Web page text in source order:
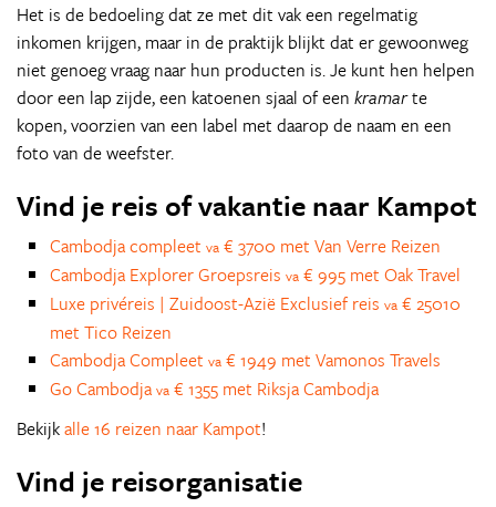
Het is de bedoeling dat ze met dit vak een regelmatig
inkomen krijgen, maar in de praktijk blijkt dat er gewoonweg
niet genoeg vraag naar hun producten is. Je kunt hen helpen
door een lap zijde, een katoenen sjaal of een kramarte
kopen, voorzien van een label met daarop de naam en een
foto van de weefster.
Vind je reis of vakantie naar Kampot
Cambodja compleet va € 3700 met Van Verre Reizen
Cambodja Explorer Groepsreis va € 995 met Oak Travel
Luxe privéreis | Zuidoost-Azië Exclusief reis va € 25010
met Tico Reizen
Cambodja Compleet va € 1949 met Vamonos Travels
Go Cambodja va € 1355 met Riksja Cambodja
Bekijkalle 16 reizen naar Kampot!
Vind je reisorganisatie